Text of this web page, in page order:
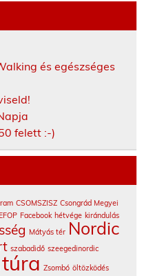
és egészséges
felett :-)
CSOMSZISZ Csongrád Megyei
EFOP Facebook hétvége kirándulás
Mátyás tér Nordic
szabadidő szeegedinordic
túra Zsombó öltözködés